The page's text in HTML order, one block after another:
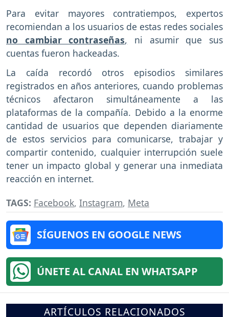
Para evitar mayores contratiempos, expertos
recomiendan a los usuarios de estas redes sociales
no cambiar contraseñas, ni asumir que sus
cuentas fueron hackeadas.
La caída recordó otros episodios similares
registrados en años anteriores, cuando problemas
técnicos afectaron simultáneamente a las
plataformas de la compañía. Debido a la enorme
cantidad de usuarios que dependen diariamente
de estos servicios para comunicarse, trabajar y
compartir contenido, cualquier interrupción suele
tener un impacto global y generar una inmediata
reacción en internet.
TAGS: Facebook, Instagram, Meta
SÍGUENOS EN GOOGLE NEWS
ÚNETE AL CANAL EN WHATSAPP
ARTÍCULOS RELACIONADOS